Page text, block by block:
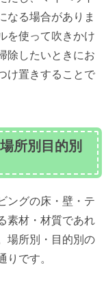
なる場合がありま
を使って吹きかけ
除したいときにお
け置きすることで
所別目的別
ングの床・壁・テ
素材・材質であれ
場所別・目的別の
りです。